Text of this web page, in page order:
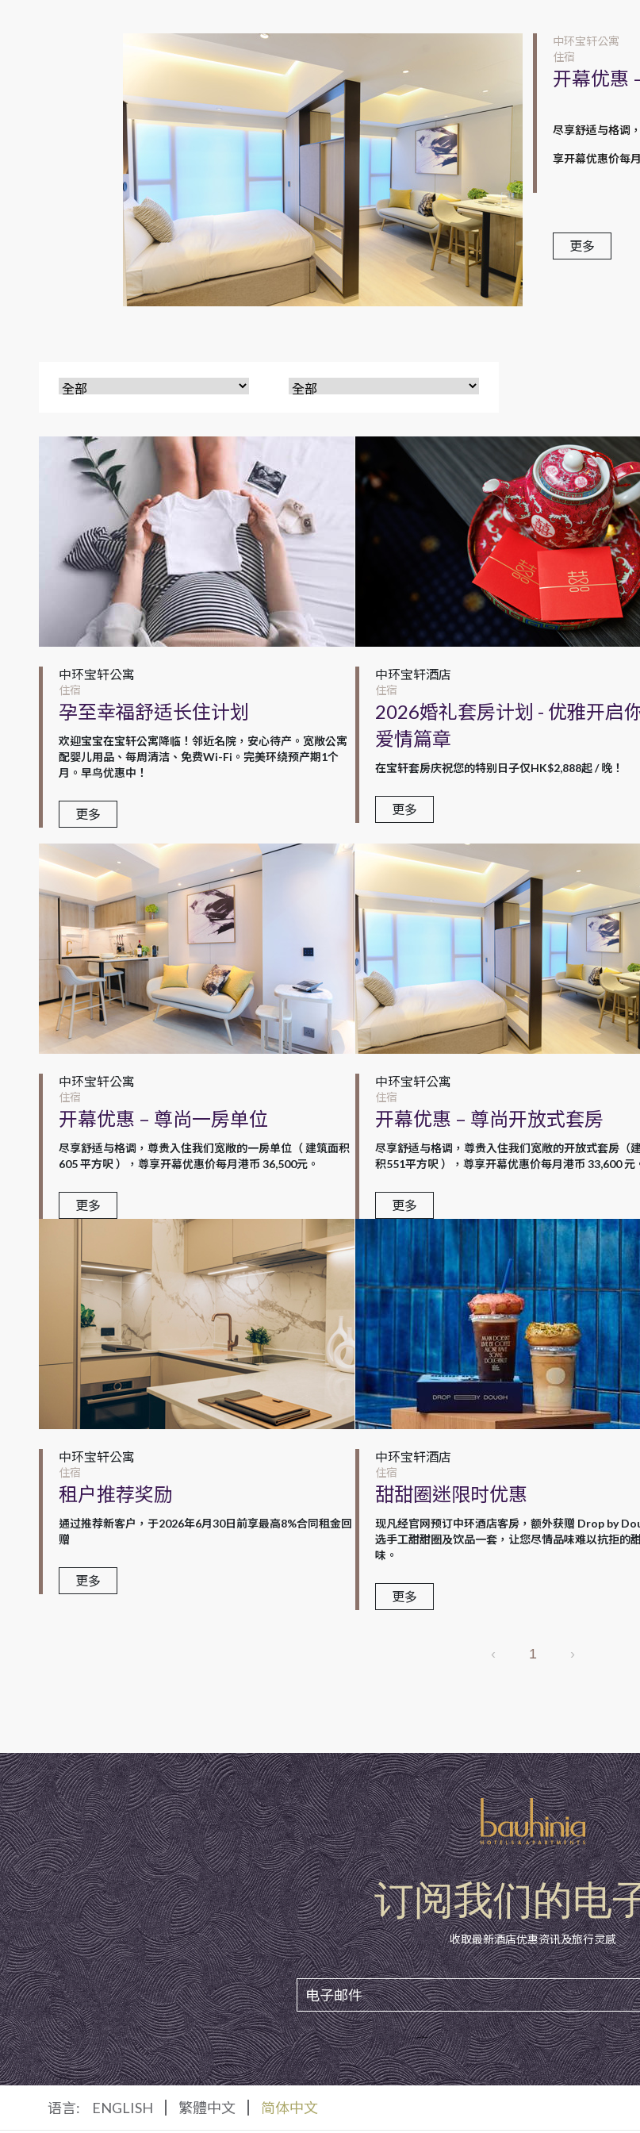
中环宝轩公寓
住宿
开幕优惠
尽享舒适与格调
享开幕优惠价每
更多
中环宝轩公寓
住宿
孕至幸福舒适长住计划
欢迎宝宝在宝轩公寓降临！邻近名院，安心待产。宽敞公寓
配婴儿用品、每周清洁、免费Wi-Fi。完美环绕预产期1个
月。早鸟优惠中！
更多
中环宝轩酒店
住宿
2026婚礼套房计划 - 优雅开启
爱情篇章
在宝轩套房庆祝您的特别日子仅HK$2,888起 / 晚！
更多
中环宝轩公寓
住宿
开幕优惠 – 尊尚一房单位
尽享舒适与格调，尊贵入住我们宽敞的一房单位（ 建筑面积
605 平方呎 ），尊享开幕优惠价每月港币 36,500元。
更多
中环宝轩公寓
住宿
开幕优惠 – 尊尚开放式套房
尽享舒适与格调，尊贵入住我们宽敞的开放式套房（
积551平方呎 ），尊享开幕优惠价每月港币 33,600 元
更多
中环宝轩公寓
住宿
租户推荐奖励
通过推荐新客户，于2026年6月30日前享最高8%合同租金回
赠
更多
中环宝轩酒店
住宿
甜甜圈迷限时优惠
现凡经官网预订中环酒店客房，额外获赠 Drop by
选手工甜甜圈及饮品一套，让您尽情品味难以抗拒的
味。
更多
‹ 1 ›
订阅我们的电
收取最新酒店优惠资讯及旅行灵感
语言: ENGLISH 繁體中文 简体中文